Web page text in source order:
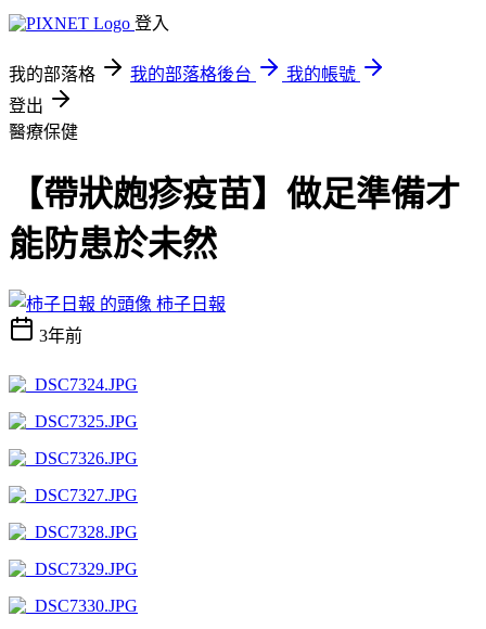
登入
我的部落格 我的部落格後台
我的帳號
登出
醫療保健
【帶狀皰疹疫苗】做足準備才
能防患於未然
柿子日報
3年前